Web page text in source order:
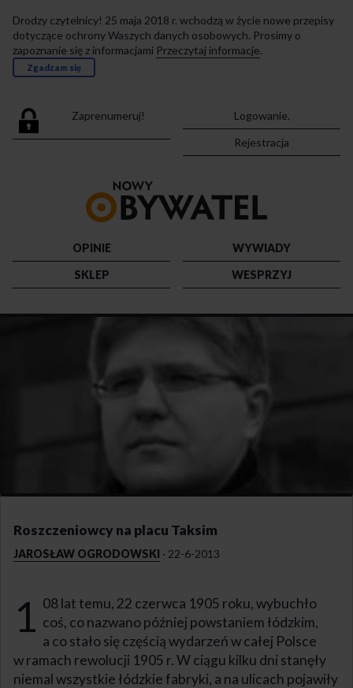
Drodzy czytelnicy! 25 maja 2018 r. wchodzą w życie nowe przepisy
dotyczące ochrony Waszych danych osobowych. Prosimy o
zapoznanie się z informacjami Przeczytaj informacje.
Zgadzam się
Zaprenumeruj!
Logowanie.
Rejestracja
strony
OPINIE
WYWIADY
SKLEP
WESPRZYJ
Roszczeniowcy na placu Taksim
JAROSŁAW OGRODOWSKI · 22-6-2013
1 08 lat temu, 22 czerwca 1905 roku, wybuchło
coś, co nazwano później powstaniem łódzkim,
a co stało się częścią wydarzeń w całej Polsce
w ramach rewolucji 1905 r. W ciągu kilku dni stanęły
niemal wszystkie łódzkie fabryki, a na ulicach pojawiły